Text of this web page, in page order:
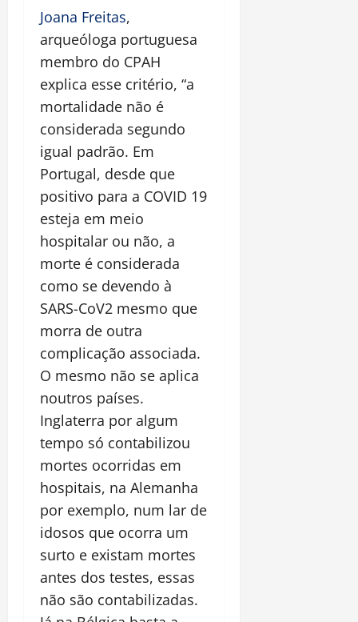
Joana Freitas,
arqueóloga portuguesa
membro do CPAH
explica esse critério, “a
mortalidade não é
considerada segundo
igual padrão. Em
Portugal, desde que
positivo para a COVID 19
esteja em meio
hospitalar ou não, a
morte é considerada
como se devendo à
SARS-CoV2 mesmo que
morra de outra
complicação associada.
O mesmo não se aplica
noutros países.
Inglaterra por algum
tempo só contabilizou
mortes ocorridas em
hospitais, na Alemanha
por exemplo, num lar de
idosos que ocorra um
surto e existam mortes
antes dos testes, essas
não são contabilizadas.